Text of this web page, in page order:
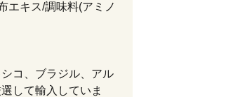
エキス/調味料(アミノ
コ、ブラジル、アル
して輸入していま